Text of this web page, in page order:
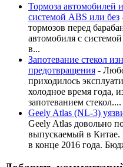
Тормоза автомобилей
системой ABS или без
тормозов перед
автомобиля с
в...
Запотевание стекол
предотвращения -
приходилось
холодное время года,
запотеванием стекол....
Geely Atlas (NL-3)
Geely Atlas довольно
выпускаемый в
в конце 2016 года.